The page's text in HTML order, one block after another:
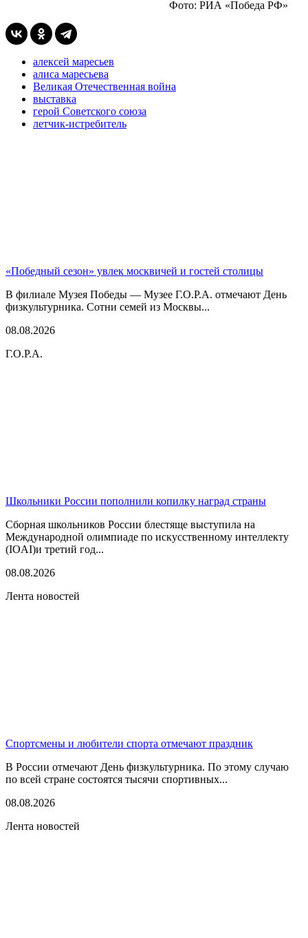
Фото: РИА «Победа РФ»
алексей маресьев
алиса маресьева
Великая Отечественная война
выставка
герой Советского союза
летчик-истребитель
«Победный сезон» увлек москвичей и гостей столицы
В филиале Музея Победы — Музее Г.О.Р.А. отмечают День
физкультурника. Сотни семей из Москвы...
08.08.2026
Г.О.Р.А.
Школьники России пополнили копилку наград страны
Сборная школьников России блестяще выступила на
Международной олимпиаде по искусственному интеллекту
(IOAI)и третий год...
08.08.2026
Лента новостей
Спортсмены и любители спорта отмечают праздник
В России отмечают День физкультурника. По этому случаю
по всей стране состоятся тысячи спортивных...
08.08.2026
Лента новостей